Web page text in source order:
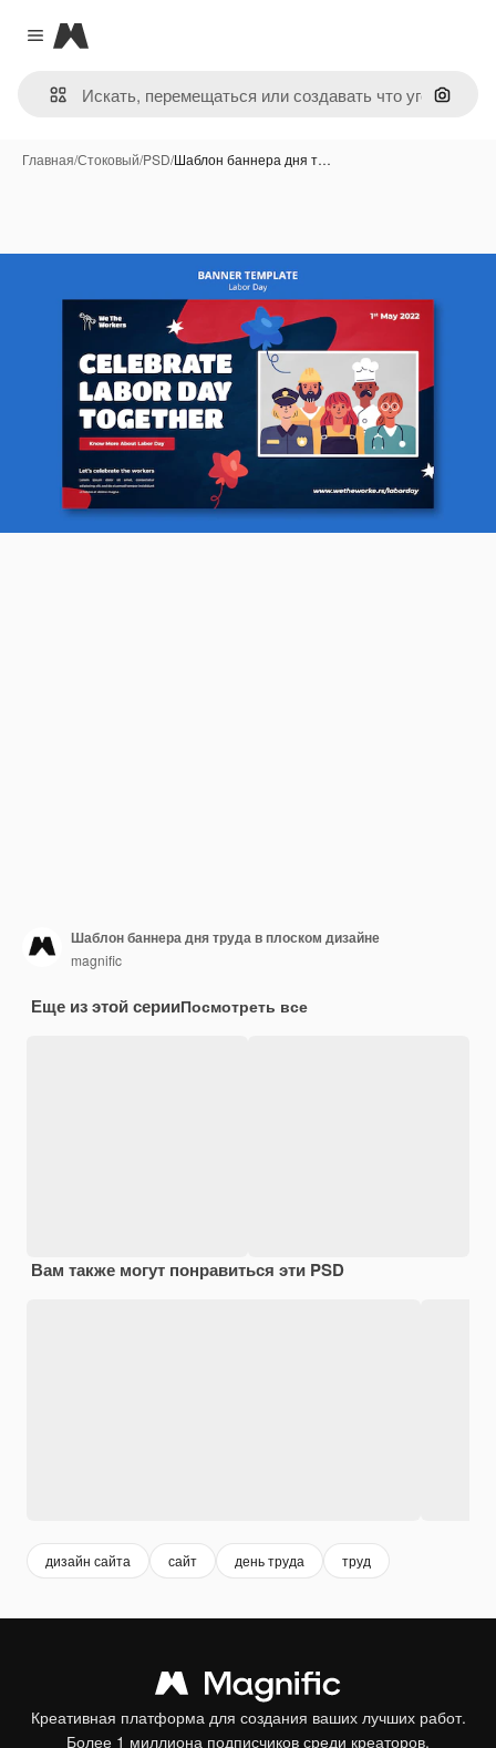
Close menu
Magnific
Поиск
Главная/Стоковый/PSD/Шаблон баннера дня т…
Шаблон баннера дня труда в плоском дизайне
magnific
Еще из этой серииПосмотреть все
Вам также могут понравиться эти PSD
дизайн сайта сайт день труда труд
Креативная платформа для создания ваших лучших работ.
Более 1 миллиона подписчиков среди креаторов,